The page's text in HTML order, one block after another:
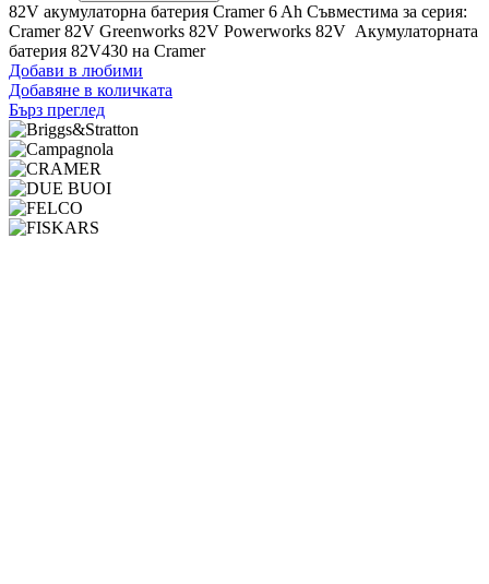
82V акумулаторна батерия Cramer 6 Ah Съвместима за серия:
Cramer 82V Greenworks 82V Powerworks 82V Акумулаторната
батерия 82V430 на Cramer
Добави в любими
Добавяне в количката
Бърз преглед